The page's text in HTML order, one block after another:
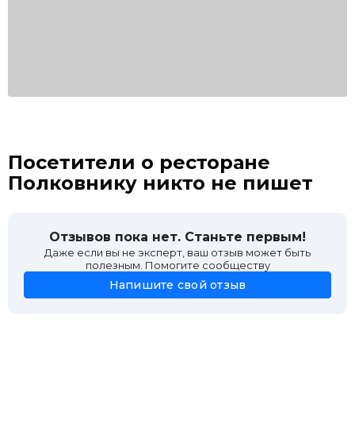
Посетители о ресторане
Полковнику никто не пишет
Отзывов пока нет. Станьте первым!
Даже если вы не эксперт, ваш отзыв может быть
полезным. Помогите сообществу
Напишите свой отзыв